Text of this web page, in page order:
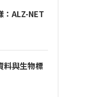
：ALZ-NET
料與生物標